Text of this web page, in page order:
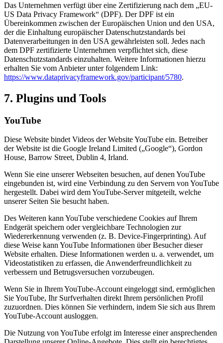
Das Unternehmen verfügt über eine Zertifizierung nach dem „EU-
US Data Privacy Framework“ (DPF). Der DPF ist ein
Übereinkommen zwischen der Europäischen Union und den USA,
der die Einhaltung europäischer Datenschutzstandards bei
Datenverarbeitungen in den USA gewährleisten soll. Jedes nach
dem DPF zertifizierte Unternehmen verpflichtet sich, diese
Datenschutzstandards einzuhalten. Weitere Informationen hierzu
erhalten Sie vom Anbieter unter folgendem Link:
https://www.dataprivacyframework.gov/participant/5780.
7. Plugins und Tools
YouTube
Diese Website bindet Videos der Website YouTube ein. Betreiber
der Website ist die Google Ireland Limited („Google“), Gordon
House, Barrow Street, Dublin 4, Irland.
Wenn Sie eine unserer Webseiten besuchen, auf denen YouTube
eingebunden ist, wird eine Verbindung zu den Servern von YouTube
hergestellt. Dabei wird dem YouTube-Server mitgeteilt, welche
unserer Seiten Sie besucht haben.
Des Weiteren kann YouTube verschiedene Cookies auf Ihrem
Endgerät speichern oder vergleichbare Technologien zur
Wiedererkennung verwenden (z. B. Device-Fingerprinting). Auf
diese Weise kann YouTube Informationen über Besucher dieser
Website erhalten. Diese Informationen werden u. a. verwendet, um
Videostatistiken zu erfassen, die Anwenderfreundlichkeit zu
verbessern und Betrugsversuchen vorzubeugen.
Wenn Sie in Ihrem YouTube-Account eingeloggt sind, ermöglichen
Sie YouTube, Ihr Surfverhalten direkt Ihrem persönlichen Profil
zuzuordnen. Dies können Sie verhindern, indem Sie sich aus Ihrem
YouTube-Account ausloggen.
Die Nutzung von YouTube erfolgt im Interesse einer ansprechenden